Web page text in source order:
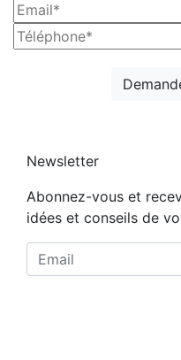
Newsletter
Abonnez-vous et
idées et conseils de